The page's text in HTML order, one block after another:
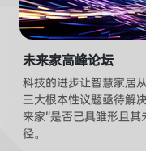
未来家高峰论坛
科技的进步让智慧家居
三大根本性议题亟待解
来家”是否已具雏形且
径。